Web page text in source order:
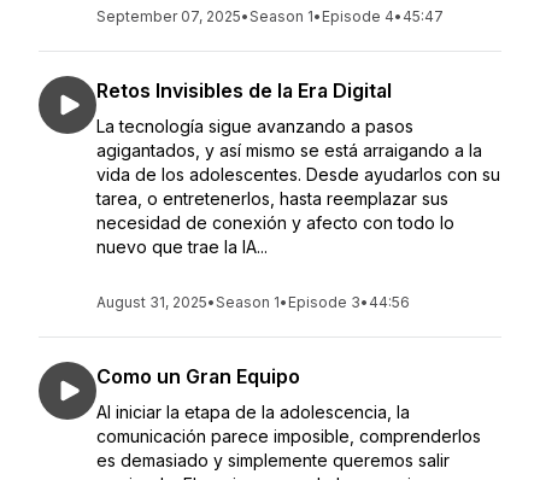
September 07, 2025•Season 1• Episode 4• 45:47
Retos Invisibles de la Era Digital
La tecnología sigue avanzando a pasos
agigantados, y así mismo se está arraigando a la
vida de los adolescentes. Desde ayudarlos con su
tarea, o entretenerlos, hasta reemplazar sus
necesidad de conexión y afecto con todo lo
nuevo que trae la IA...
August 31, 2025•Season 1• Episode 3• 44:56
Como un Gran Equipo
Al iniciar la etapa de la adolescencia, la
comunicación parece imposible, comprenderlos
es demasiado y simplemente queremos salir